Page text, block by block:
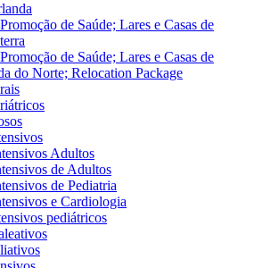
de Saúde; Lares e Casas de
de Saúde; Lares e Casas de
do Norte; Relocation Package
Adultos
de Adultos
de Pediatria
e Cardiologia
pediátricos